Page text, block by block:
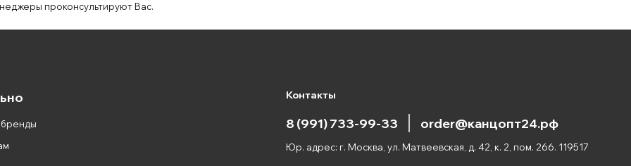
проконсультируют Вас.
Контакты
8 (991) 733-99-33 order@канцопт24.рф
Юр. адрес: г. Москва, ул. Матвеевская, д. 42, к. 2, пом. 266. 119517